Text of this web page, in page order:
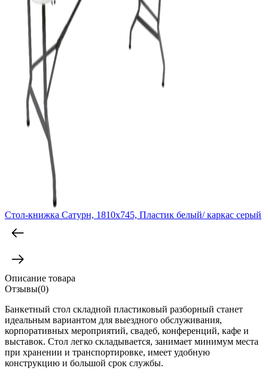
Стол-книжка Сатурн, 1810х745, Пластик белый/ каркас серый
Описание товара
Отзывы(0)
Банкетный стол складной пластиковый разборный станет
идеальным вариантом для выездного обслуживания,
корпоративных мероприятий, свадеб, конференций, кафе и
выставок. Стол легко складывается, занимает минимум места
при хранении и транспортировке, имеет удобную
конструкцию и большой срок службы.